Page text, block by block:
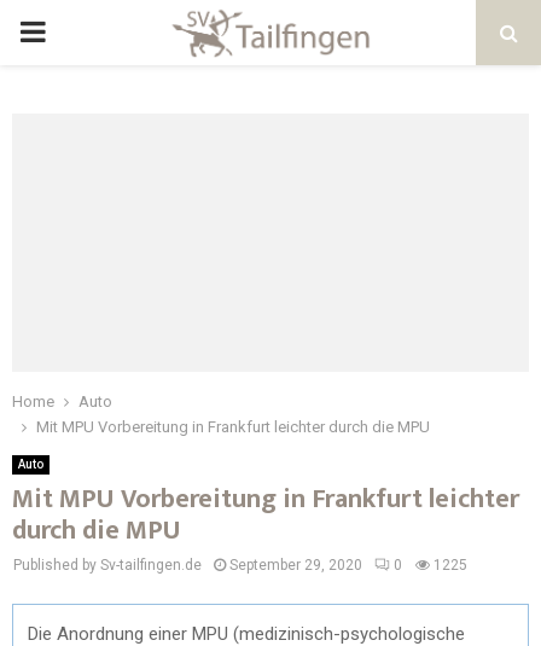
Home
Auto
Mit MPU Vorbereitung in Frankfurt leichter durch die MPU
Auto
Mit MPU Vorbereitung in Frankfurt leichter
durch die MPU
Published by Sv-tailfingen.de September 29, 2020 0 1225
Die Anordnung einer MPU (medizinisch-psychologische